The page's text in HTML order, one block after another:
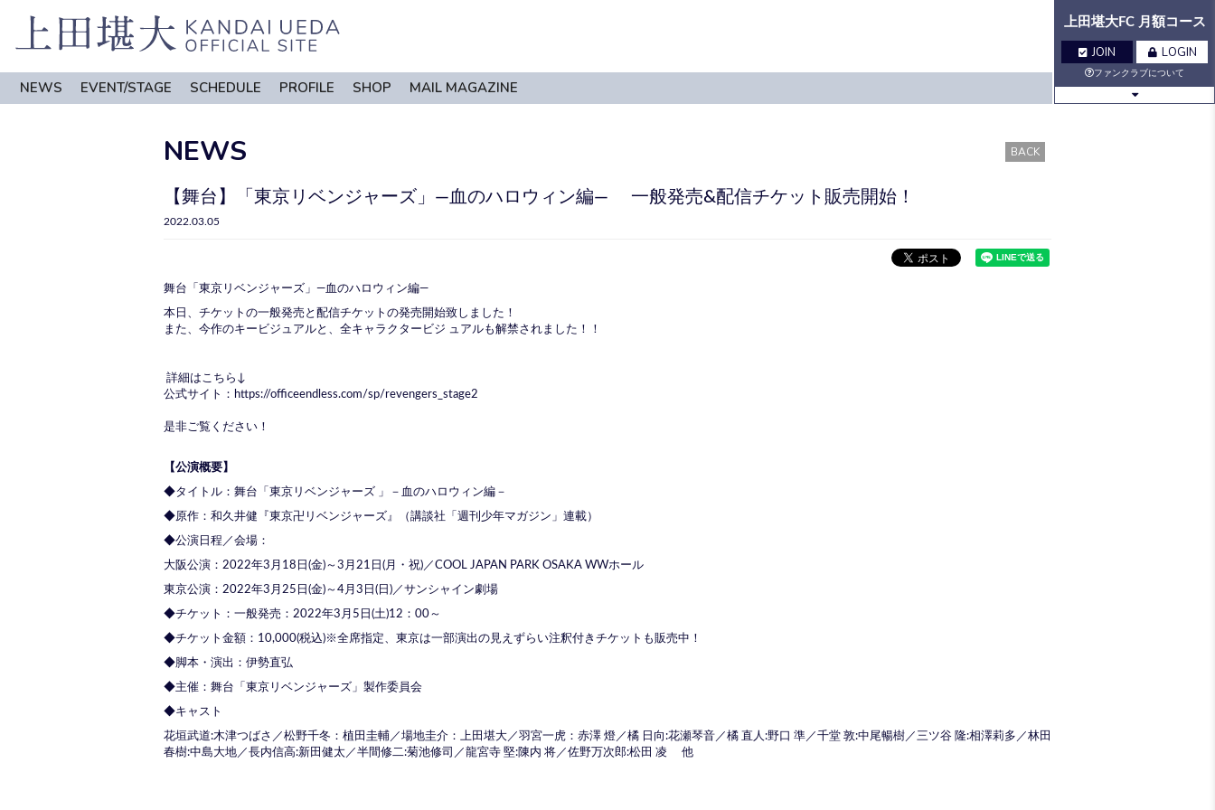
NEWS EVENT/STAGE SCHEDULE PROFILE SHOP MAIL MAGAZINE
上田堪大FC 月額コース
JOIN LOGIN
ファンクラブについて
NEWS BACK
【舞台】「東京リベンジャーズ」―血のハロウィン編― 一般発売&配信チケット販売開始！
2022.03.05
舞台「東京リベンジャーズ」―血のハロウィン編―
本日、チケットの一般発売と配信チケットの発売開始致しました！
また、今作のキービジュアルと、全キャラクタービジ ュアルも解禁されました！！
詳細はこちら↓
公式サイト： https://officeendless.com/sp/revengers_stage2
是非ご覧ください！
【公演概要】
◆タイトル：舞台「東京リベンジャーズ 」－血のハロウィン編－
◆原作：和久井健『東京卍リベンジャーズ』（講談社「週刊少年マガジン」連載）
◆公演日程／会場：
大阪公演：2022年3月18日(金)～3月21日(月・祝)／COOL JAPAN PARK OSAKA WWホール
東京公演：2022年3月25日(金)～4月3日(日)／サンシャイン劇場
◆チケット：一般発売：2022年3月5日(土)12：00～
◆チケット金額：10,000(税込)※全席指定、東京は一部演出の見えずらい注釈付きチケットも販売中！
◆脚本・演出：伊勢直弘
◆主催：舞台「東京リベンジャーズ」製作委員会
◆キャスト
花垣武道:木津つばさ／松野千冬：植田圭輔／場地圭介：上田堪大／羽宮一虎：赤澤 燈／橘 日向:花瀬琴音／橘 直人:野口 準／千堂 敦:中尾暢樹／三ツ谷 隆:相澤莉多／林田
春樹:中島大地／長内信高:新田健太／半間修二:菊池修司／龍宮寺 堅:陳内 将／佐野万次郎:松田 凌 他